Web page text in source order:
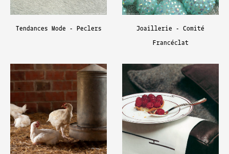
Tendances Mode - Peclers
Joaillerie - Comité
Francéclat